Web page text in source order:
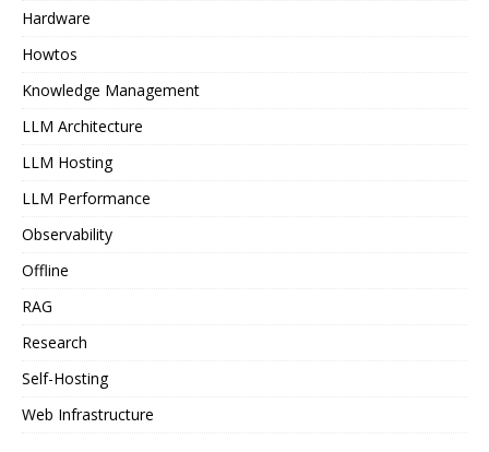
Hardware
Howtos
Knowledge Management
LLM Architecture
LLM Hosting
LLM Performance
Observability
Offline
RAG
Research
Self-Hosting
Web Infrastructure